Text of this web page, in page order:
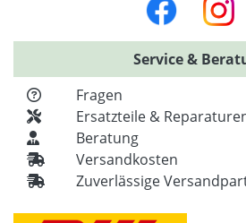
Service &
Fragen
Ersatzteile &
Beratung
Versandkosten
Zuverlässige